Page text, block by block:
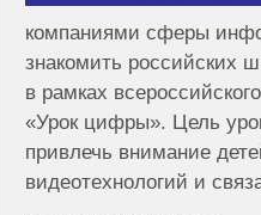
компаниями сферы
знакомить российских
в рамках
«Урок цифры». Цель
привлечь внимание
видеотехнологий и